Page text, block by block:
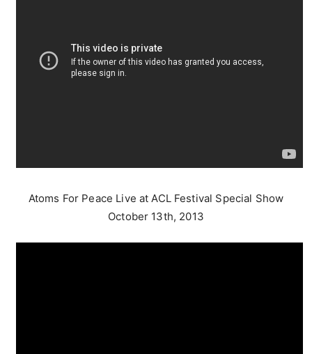
Atoms For Peace Live at ACL Festival Special Show
October 13th, 2013